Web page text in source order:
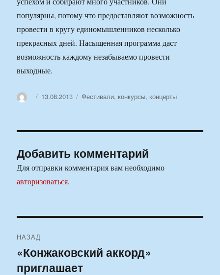
популярны, потому что предоставляют возможность
провести в кругу единомышленников несколько
прекрасных дней. Насыщенная программа даст
возможность каждому незабываемо провести
выходные.
АвторОпубликовано
13.08.2013 Рубрики
Фестивали, конкурсы, концерты
Добавить комментарий
Для отправки комментария вам необходимо
авторизоваться.
по
записям
НАЗАД
Предыдущая
запись:
«Конжаковский аккорд»
приглашает